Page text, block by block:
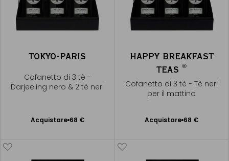
TOKYO-PARIS
Cofanetto di 3 tè -
Darjeeling nero & 2 tè neri
Acquistare 68 €
Aggiungere
HAPPY BREAKFAST
TEAS®
Cofanetto di 3 tè - Tè neri
per il mattino
Acquistare 68 €
Aggiungere